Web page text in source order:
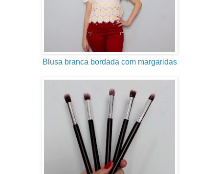
Blusa branca bordada com margaridas